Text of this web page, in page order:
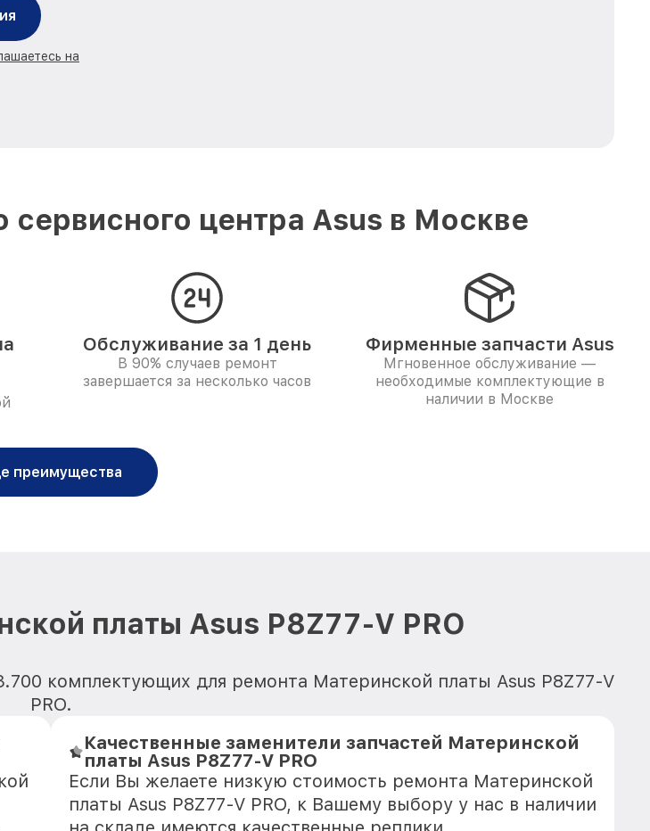
на
центра Asus в Москве
Обслуживание за 1 день
В 90% случаев ремонт
завершается за несколько часов
Фирменные запчасти Asus
Мгновенное обслуживание —
необходимые комплектующие в
наличии в Москве
преимущества
платы Asus P8Z77-V PRO
комплектующих для ремонта Материнской платы Asus P8Z77-V
PRO.
Качественные заменители запчастей Материнской
платы Asus P8Z77-V PRO
Если Вы желаете низкую стоимость ремонта Материнской
платы Asus P8Z77-V PRO, к Вашему выбору у нас в наличии